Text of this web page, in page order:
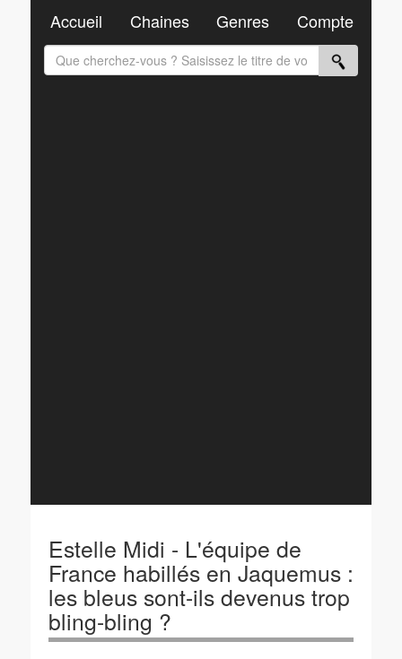
Estelle Midi - L'équipe de
France habillés en Jaquemus :
les bleus sont-ils devenus trop
bling-bling ?
Accueil Chaines Genres Compte